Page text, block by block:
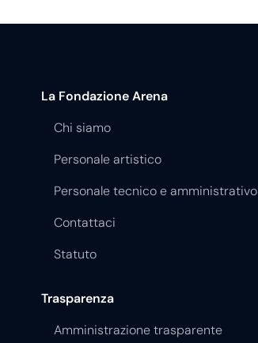
La Fondazione Arena
Chi siamo
Personale artistico
Personale tecnico e amministrativo
Contattaci
Statuto
Trasparenza
Amministrazione trasparente